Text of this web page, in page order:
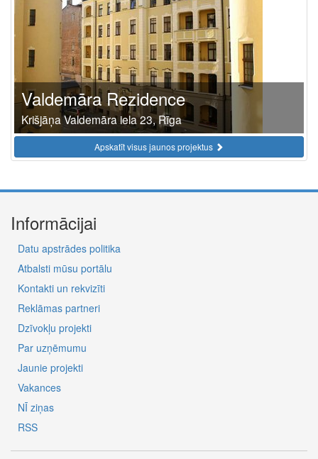
Valdemāra Rezidence
Krišjāņa Valdemāra iela 23, Rīga
Apskatīt visus jaunos projektus
Informācijai
Datu apstrādes politika
Atbalsti mūsu portālu
Kontakti un rekvizīti
Reklāmas partneri
Dzīvokļu projekti
Par uzņēmumu
Jaunie projekti
Vakances
NĪ ziņas
RSS